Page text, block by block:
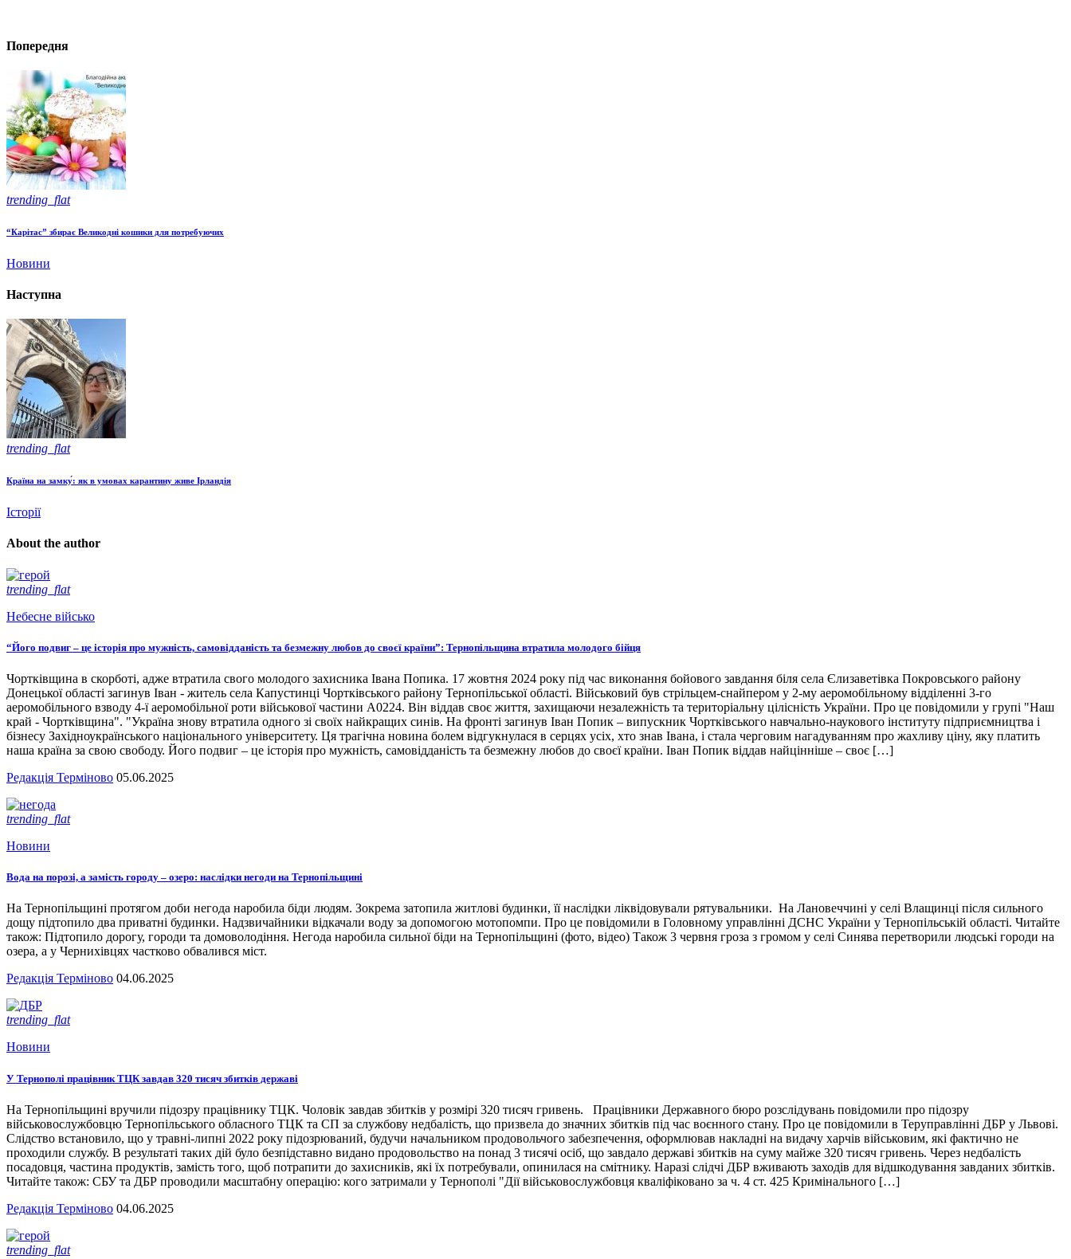
Попередня
trending_flat
“Карітас” збирає Великодні кошики для потребуючих
Новини
Наступна
trending_flat
Країна на замку́: як в умовах карантину живе Ірландія
Історії
About the author
trending_flat
Небесне військо
“Його подвиг – це історія про мужність, самовідданість та безмежну любов до своєї країни”: Тернопільщина втратила молодого бійця
Чортківщина в скорботі, адже втратила свого молодого захисника Івана Попика. 17 жовтня 2024 року під час виконання бойового завдання біля села Єлизаветівка Покровського району
Донецької області загинув Іван - житель села Капустинці Чортківського району Тернопільської області. Військовий був стрільцем-снайпером у 2-му аеромобільному відділенні 3-го
аеромобільного взводу 4-ї аеромобільної роти військової частини А0224. Він віддав своє життя, захищаючи незалежність та територіальну цілісність України. Про це повідомили у групі "Наш
край - Чортківщина". "Україна знову втратила одного зі своїх найкращих синів. На фронті загинув Іван Попик – випускник Чортківського навчально-наукового інституту підприємництва і
бізнесу Західноукраїнського національного університету. Ця трагічна новина болем відгукнулася в серцях усіх, хто знав Івана, і стала черговим нагадуванням про жахливу ціну, яку платить
наша країна за свою свободу. Його подвиг – це історія про мужність, самовідданість та безмежну любов до своєї країни. Іван Попик віддав найцінніше – своє […]
Редакція Терміново 05.06.2025
trending_flat
Новини
Вода на порозі, а замість городу – озеро: наслідки негоди на Тернопільщині
На Тернопільщині протягом доби негода наробила біди людям. Зокрема затопила житлові будинки, її наслідки ліквідовували рятувальники. На Лановеччині у селі Влащинці після сильного
дощу підтопило два приватні будинки. Надзвичайники відкачали воду за допомогою мотопомпи. Про це повідомили в Головному управлінні ДСНС України у Тернопільській області. Читайте
також: Підтопило дорогу, городи та домоволодіння. Негода наробила сильної біди на Тернопільщині (фото, відео) Також 3 червня гроза з громом у селі Синява перетворили людські городи на
озера, а у Чернихівцях частково обвалився міст.
Редакція Терміново 04.06.2025
trending_flat
Новини
У Тернополі працівник ТЦК завдав 320 тисяч збитків державі
На Тернопільщині вручили підозру працівнику ТЦК. Чоловік завдав збитків у розмірі 320 тисяч гривень. Працівники Державного бюро розслідувань повідомили про підозру
військовослужбовцю Тернопільського обласного ТЦК та СП за службову недбалість, що призвела до значних збитків під час воєнного стану. Про це повідомили в Теруправлінні ДБР у Львові.
Слідство встановило, що у травні-липні 2022 року підозрюваний, будучи начальником продовольчого забезпечення, оформлював накладні на видачу харчів військовим, які фактично не
проходили службу. В результаті таких дій було безпідставно видано продовольство на понад 3 тисячі осіб, що завдало державі збитків на суму майже 320 тисяч гривень. Через недбалість
посадовця, частина продуктів, замість того, щоб потрапити до захисників, які їх потребували, опинилася на смітнику. Наразі слідчі ДБР вживають заходів для відшкодування завданих збитків.
Читайте також: СБУ та ДБР проводили масштабну операцію: кого затримали у Тернополі "Дії військовослужбовця кваліфіковано за ч. 4 ст. 425 Кримінального […]
Редакція Терміново 04.06.2025
trending_flat